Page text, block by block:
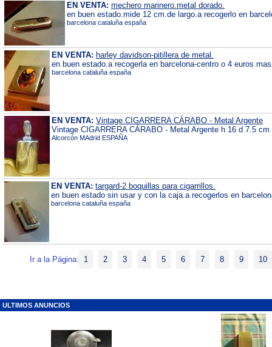
EN VENTA: mechero marinero.metal dorado.
en buen estado.mide 12 cm.de largo.a recogerlo en
barcelona cataluña españa
EN VENTA: harley davidson-pitillera de metal.
en buen estado.a recogerla en barcelona-centro o 4 euros
barcelona cataluña españa
EN VENTA: Vintage CIGARRERA CÁRABO - Metal Argente
Vintage CIGARRERA CÁRABO - Metal Argente h 16 d 7.5
Alcorcón MAdrid ESPAÑA
EN VENTA: targard-2 boquillas para cigarrillos.
en buen estado sin usar y con la caja.a recogerlos en
barcelona cataluña españa
Ir a la Página: 1 2 3 4 5 6 7 8 9 10
ULTIMOS ANUNCIOS